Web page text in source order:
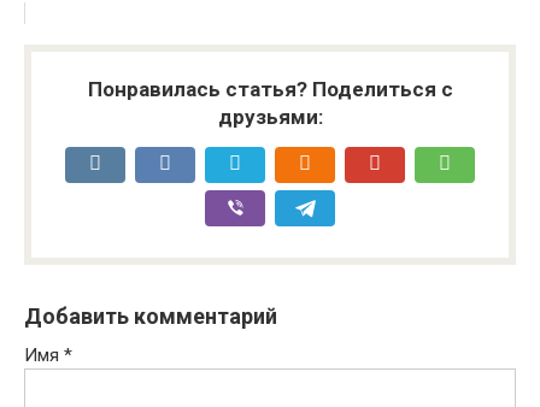
Понравилась статья? Поделиться с
друзьями:
Добавить комментарий
Имя *